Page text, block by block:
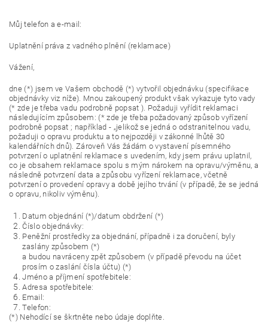
Můj telefon a e-mail:
Uplatnění práva z vadného plnění (reklamace)
Vážení,
dne (*) jsem ve Vašem obchodě (*) vytvořil objednávku (specifikace
objednávky viz níže). Mnou zakoupený produkt však vykazuje tyto vady
(* zde je třeba vadu podrobně popsat ). Požaduji vyřídit reklamaci
následujícím způsobem: (* zde je třeba požadovaný způsob vyřízení
podrobně popsat ; například - „jelikož se jedná o odstranitelnou vadu,
požaduji o opravu produktu a to nejpozději v zákonné lhůtě 30
kalendářních dnů). Zároveň Vás žádám o vystavení písemného
potvrzení o uplatnění reklamace s uvedením, kdy jsem právu uplatnil,
co je obsahem reklamace spolu s mým nárokem na opravu/výměnu, a
následně potvrzení data a způsobu vyřízení reklamace, včetně
potvrzení o provedení opravy a době jejího trvání (v případě, že se jedná
o opravu, nikoliv výměnu).
Datum objednání (*)/datum obdržení (*)
Číslo objednávky:
Peněžní prostředky za objednání, případně i za doručení, byly
zaslány způsobem (*)
a budou navráceny zpět způsobem (v případě převodu na účet
prosím o zaslání čísla účtu) (*)
Jméno a příjmení spotřebitele:
Adresa spotřebitele:
Email:
Telefon:
(*) Nehodící se škrtněte nebo údaje doplňte.